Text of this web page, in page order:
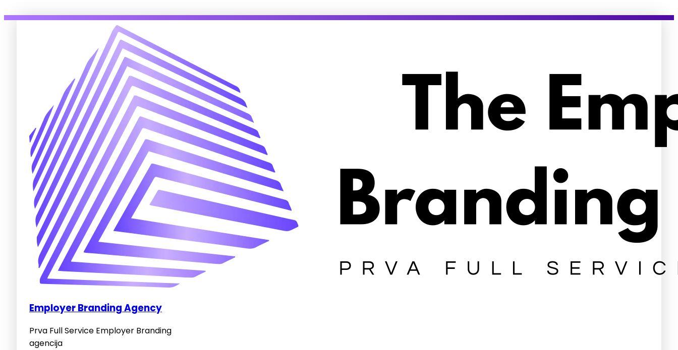
Employer Branding Agency
Prva Full Service Employer Branding
agencija